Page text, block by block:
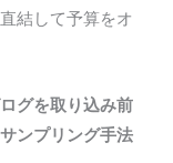
結して予算をオ
グを取り込み前
ンプリング手法